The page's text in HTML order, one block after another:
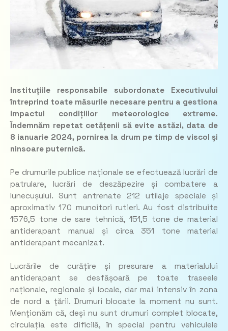
Instituțiile responsabile subordonate Executivului
întreprind toate măsurile necesare pentru a gestiona
impactul condițiilor meteorologice extreme.
Îndemnăm repetat cetățenii să evite astăzi, data de
8 ianuarie 2024, pornirea la drum pe timp de viscol şi
ninsoare puternică.
Pe drumurile publice naționale se efectuează lucrări de
patrulare, lucrări de deszăpezire și combatere a
lunecușului. Sunt antrenate 212 utilaje speciale și
aproximativ 170 muncitori rutieri. Au fost distribuite
1576,5 tone de sare tehnică, 151,5 tone de material
antiderapant manual și circa 351 tone material
antiderapant mecanizat.
Lucrările de curățire și presurare a materialului
antiderapant se desfășoară pe toate traseele
naționale, regionale și locale, dar mai intensiv în zona
de nord a țării. Drumuri blocate la moment nu sunt.
Menționăm că, deși nu sunt drumuri complet blocate,
circulația este dificilă, în special pentru vehiculele